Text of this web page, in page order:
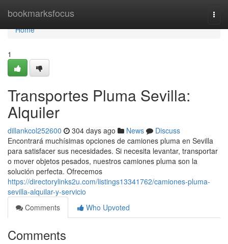
bookmarksfocus
Home
Home
1
Transportes Pluma Sevilla:
Alquiler
dillankcol252600 304 days ago News
Discuss
Encontrará muchísimas opciones de camiones pluma en Sevilla
para satisfacer sus necesidades. Si necesita levantar, transportar
o mover objetos pesados, nuestros camiones pluma son la
solución perfecta. Ofrecemos
https://directorylinks2u.com/listings13341762/camiones-pluma-
sevilla-alquilar-y-servicio
Comments
Who Upvoted
Comments